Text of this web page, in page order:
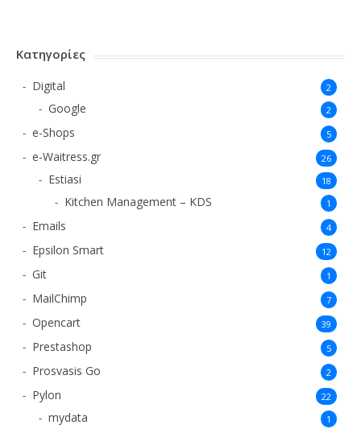
Κατηγορίες
Digital 2
Google 2
e-Shops 5
e-Waitress.gr 26
Estiasi 18
Kitchen Management – KDS 1
Emails 4
Epsilon Smart 12
Git 1
MailChimp 7
Opencart 39
Prestashop 5
Prosvasis Go 2
Pylon 22
mydata 1